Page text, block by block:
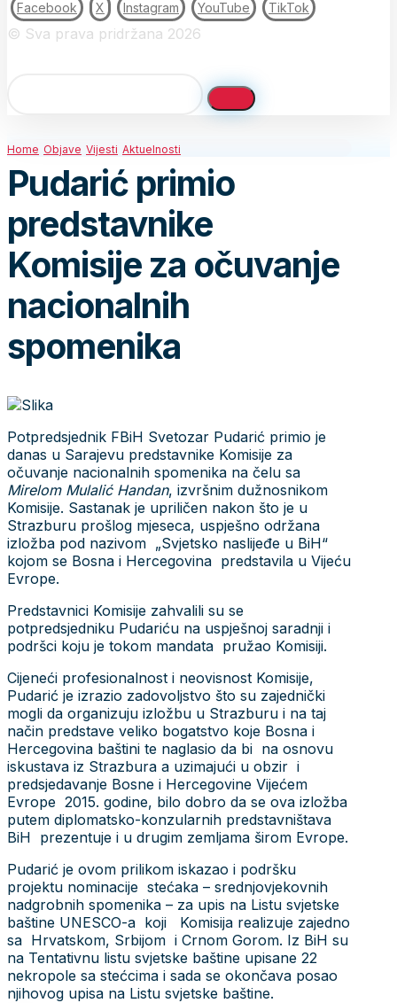
Facebook X Instagram YouTube TikTok
© Sva prava pridržana 2026
Home Objave Vijesti Aktuelnosti
Pudarić primio
predstavnike
Komisije za očuvanje
nacionalnih
spomenika
Potpredsjednik FBiH Svetozar Pudarić primio je
danas u Sarajevu predstavnike Komisije za
očuvanje nacionalnih spomenika na čelu sa
Mirelom Mulalić Handan, izvršnim dužnosnikom
Komisije. Sastanak je upriličen nakon što je u
Strazburu prošlog mjeseca, uspješno održana
izložba pod nazivom „Svjetsko naslijeđe u BiH“
kojom se Bosna i Hercegovina predstavila u Vijeću
Evrope.
Predstavnici Komisije zahvalili su se
potpredsjedniku Pudariću na uspješnoj saradnji i
podršci koju je tokom mandata pružao Komisiji.
Cijeneći profesionalnost i neovisnost Komisije,
Pudarić je izrazio zadovoljstvo što su zajednički
mogli da organizuju izložbu u Strazburu i na taj
način predstave veliko bogatstvo koje Bosna i
Hercegovina baštini te naglasio da bi na osnovu
iskustava iz Strazbura a uzimajući u obzir i
predsjedavanje Bosne i Hercegovine Vijećem
Evrope 2015. godine, bilo dobro da se ova izložba
putem diplomatsko-konzularnih predstavništava
BiH prezentuje i u drugim zemljama širom Evrope.
Pudarić je ovom prilikom iskazao i podršku
projektu nominacije stećaka – srednjovjekovnih
nadgrobnih spomenika – za upis na Listu svjetske
baštine UNESCO-a koji Komisija realizuje zajedno
sa Hrvatskom, Srbijom i Crnom Gorom. Iz BiH su
na Tentativnu listu svjetske baštine upisane 22
nekropole sa stećcima i sada se okončava posao
njihovog upisa na Listu svjetske baštine.